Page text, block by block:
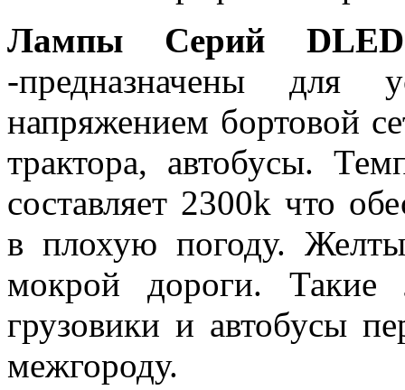
Лампы Серий
-предназначены для
напряжением бортовой
трактора, автобусы.
составляет 2300k что
в плохую погоду.
мокрой дороги. Такие
грузовики и автобусы
межгороду.